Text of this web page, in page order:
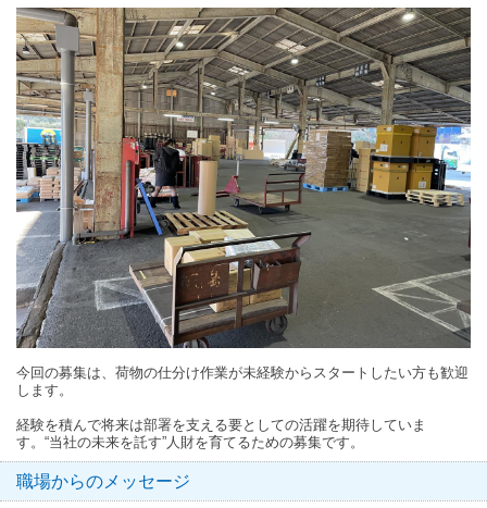
今回の募集は、荷物の仕分け作業が未経験からスタートしたい方も歓迎
します。
経験を積んで将来は部署を支える要としての活躍を期待していま
す。“当社の未来を託す”人財を育てるための募集です。
職場からのメッセージ